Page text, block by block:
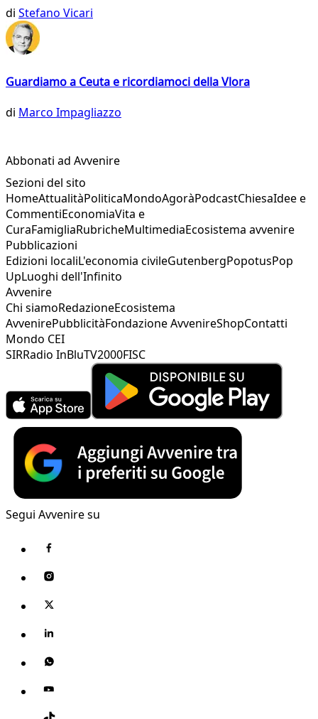
di Stefano Vicari
Guardiamo a Ceuta e ricordiamoci della Vlora
di Marco Impagliazzo
Abbonati ad Avvenire
Sezioni del sito
HomeAttualitàPoliticaMondoAgoràPodcastChiesaIdee e
CommentiEconomiaVita e
CuraFamigliaRubricheMultimediaEcosistema avvenire
Pubblicazioni
Edizioni localiL'economia civileGutenbergPopotusPop
UpLuoghi dell'Infinito
Avvenire
Chi siamoRedazioneEcosistema
AvvenirePubblicitàFondazione AvvenireShopContatti
Mondo CEI
SIRRadio InBluTV2000FISC
Segui Avvenire su